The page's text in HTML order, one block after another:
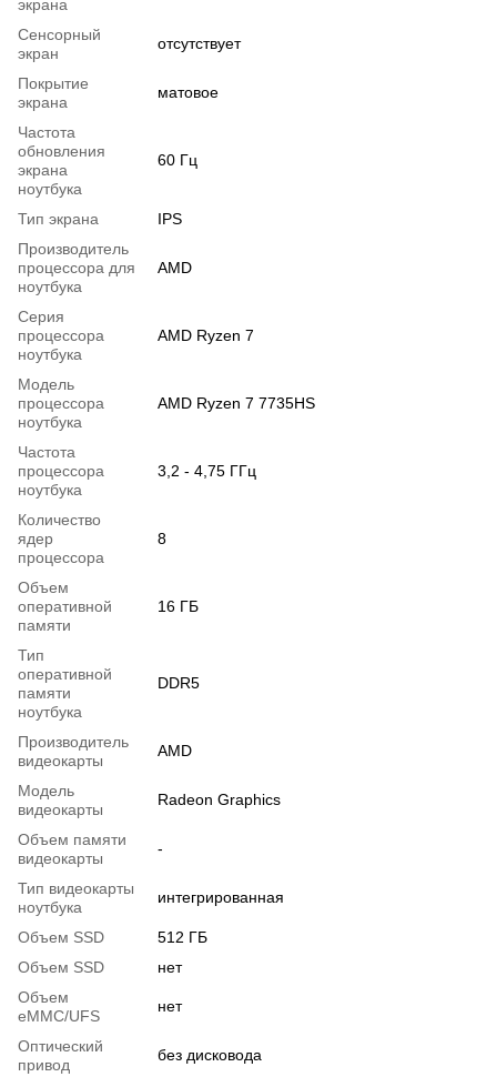
экрана
Сенсорный
экран
отсутствует
Покрытие
экрана
матовое
Частота
обновления
экрана
ноутбука
60 Гц
Тип экрана
IPS
Производитель
процессора для
ноутбука
AMD
Серия
процессора
ноутбука
AMD Ryzen 7
Модель
процессора
ноутбука
AMD Ryzen 7 7735HS
Частота
процессора
ноутбука
3,2 - 4,75 ГГц
Количество
ядер
процессора
8
Объем
оперативной
памяти
16 ГБ
Тип
оперативной
памяти
ноутбука
DDR5
Производитель
видеокарты
AMD
Модель
видеокарты
Radeon Graphics
Объем памяти
видеокарты
-
Тип видеокарты
ноутбука
интегрированная
Объем SSD
512 ГБ
Объем SSD
нет
Объем
eMMC/UFS
нет
Оптический
привод
без дисковода